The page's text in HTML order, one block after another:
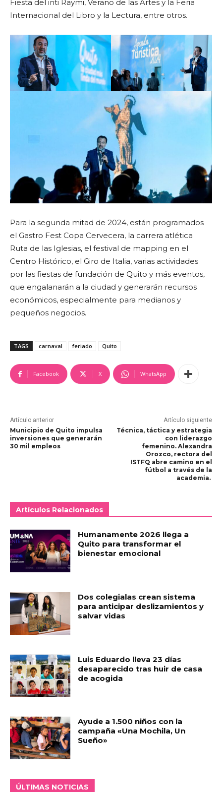
Fiesta del inti Raymi, Verano de las Artes y la Feria
Internacional del Libro y la Lectura, entre otros.
Para la segunda mitad de 2024, están programados
el Gastro Fest Copa Cervecera, la carrera atlética
Ruta de las Iglesias, el festival de mapping en el
Centro Histórico, el Giro de Italia, varias actividades
por las fiestas de fundación de Quito y más eventos,
que engalanarán a la ciudad y generarán recursos
económicos, especialmente para medianos y
pequeños negocios.
TAGS carnaval feriado Quito
Facebook X WhatsApp
Artículo anterior
Municipio de Quito impulsa
inversiones que generarán
30 mil empleos
Artículo siguiente
Técnica, táctica y estrategia
con liderazgo
femenino. Alexandra
Orozco, rectora del
ISTFQ abre camino en el
fútbol a través de la
academia.
Artículos Relacionados
Humanamente 2026 llega a
Quito para transformar el
bienestar emocional
Dos colegialas crean sistema
para anticipar deslizamientos y
salvar vidas
Luis Eduardo lleva 23 días
desaparecido tras huir de casa
de acogida
Ayude a 1.500 niños con la
campaña «Una Mochila, Un
Sueño»
ÚLTIMAS NOTICIAS